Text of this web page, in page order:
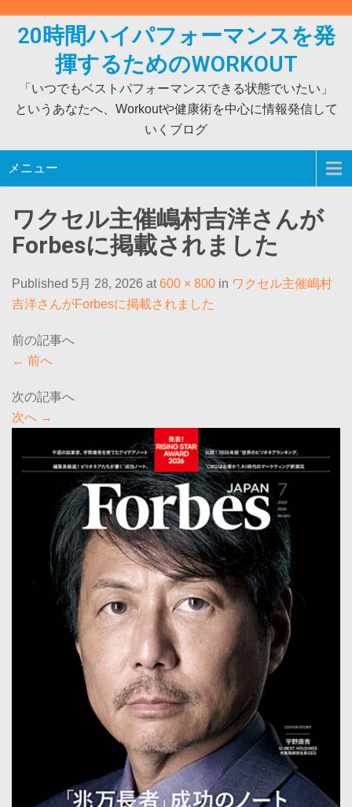
20時間ハイパフォーマンスを発
揮するためのWORKOUT
「いつでもベストパフォーマンスできる状態でいたい」
というあなたへ、Workoutや健康術を中心に情報発信して
いくブログ
メニュー
ワクセル主催嶋村吉洋さんが
Forbesに掲載されました
Published 5月 28, 2026 at600 × 800 in ワクセル主催嶋村
吉洋さんがForbesに掲載されました
← 前へ
次へ →